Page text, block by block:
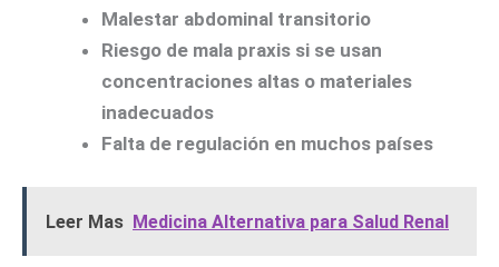
Malestar abdominal transitorio
Riesgo de mala praxis si se usan
concentraciones altas o materiales
inadecuados
Falta de regulación en muchos países
Leer Mas Medicina Alternativa para Salud Renal